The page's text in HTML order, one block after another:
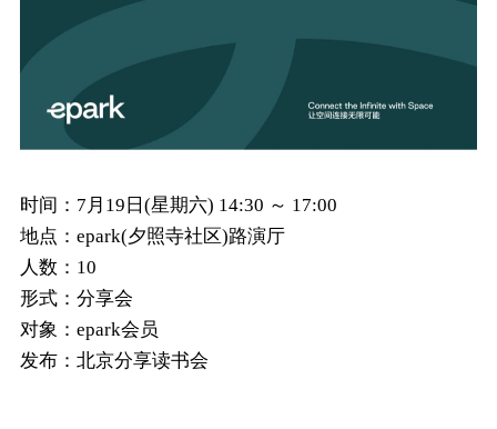
时间： 7月19日(星期六) 14:30 ～ 17:00
地点： epark(夕照寺社区)路演厅
人数： 10
形式： 分享会
对象： epark会员
发布： 北京分享读书会